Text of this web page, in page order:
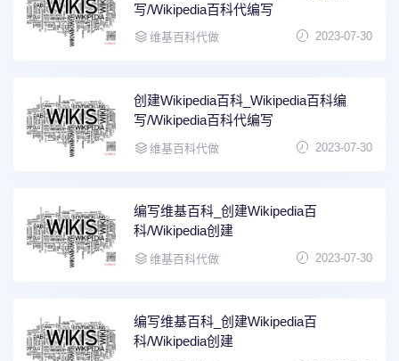
写/Wikipedia百科代编写
维基百科代做 2023-07-30
创建Wikipedia百科_Wikipedia百科编
写/Wikipedia百科代编写
维基百科代做 2023-07-30
编写维基百科_创建Wikipedia百
科/Wikipedia创建
维基百科代做 2023-07-30
编写维基百科_创建Wikipedia百
科/Wikipedia创建